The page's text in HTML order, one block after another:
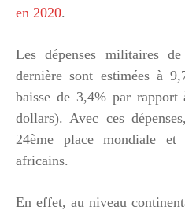
en 2020.
Les dépenses militaires
dernière sont estimées à
baisse de 3,4% par
dollars). Avec ces
24ème place mondiale
africains.
En effet, au niveau